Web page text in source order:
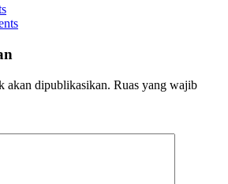
akan dipublikasikan. Ruas yang wajib